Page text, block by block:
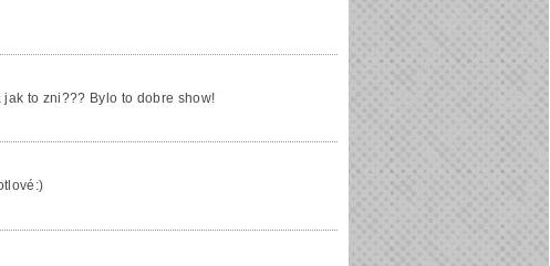
to zni??? Bylo to dobre show!